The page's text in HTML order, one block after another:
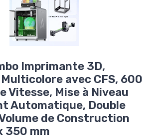
Imprimante 3D,
avec CFS, 600
Vitesse, Mise à Niveau
Automatique, Double
de Construction
350 mm